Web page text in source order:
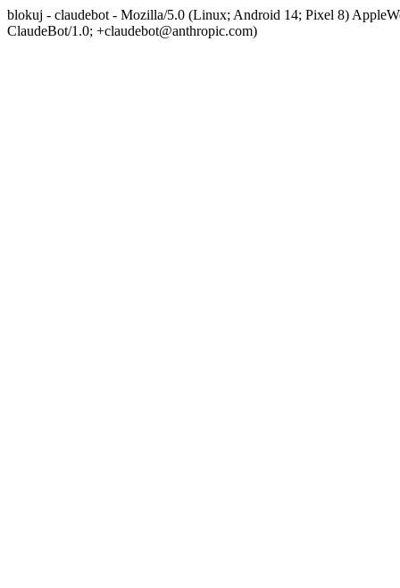
blokuj - claudebot - Mozilla/5.0 (Linux; Android 14; Pixel 8)
ClaudeBot/1.0; +claudebot@anthropic.com)